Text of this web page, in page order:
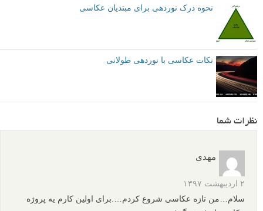
نحوه درک نوردهی برای مبتدیان عکاسی
نکات عکاسی با نوردهی طولانی
نظرات شما
مهدی
۲ اردیبهشت ۱۳۹۷
سلام…من تازه عکاسی شروع کردم….برای اولین کارم یه پروژه